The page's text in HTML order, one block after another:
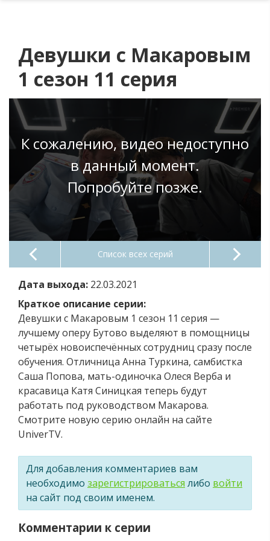
Девушки с Макаровым
1 сезон 11 серия
К сожалению, видео недоступно
в данный момент.
Попробуйте позже.
Список всех серий
Дата выхода: 22.03.2021
Краткое описание серии:
Девушки с Макаровым 1 сезон 11 серия —
лучшему оперу Бутово выделяют в помощницы
четырёх новоиспечённых сотрудниц сразу после
обучения. Отличница Анна Туркина, самбистка
Саша Попова, мать-одиночка Олеся Верба и
красавица Катя Синицкая теперь будут
работать под руководством Макарова.
Смотрите новую серию онлайн на сайте
UniverTV.
Для добавления комментариев вам
необходимо зарегистрироваться либо войти
на сайт под своим именем.
Комментарии к серии